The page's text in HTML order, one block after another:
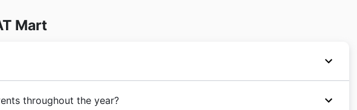
with our popular televisions, a star attraction in our PAT Mart weekly
them a prime opportunity to snag a cutting-edge display at an
Mart
a family passionate about bringing fresh, high-quality
throughout the year?